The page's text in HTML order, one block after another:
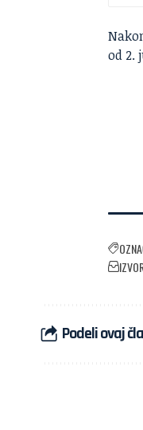
od 2.
Podeli ovaj